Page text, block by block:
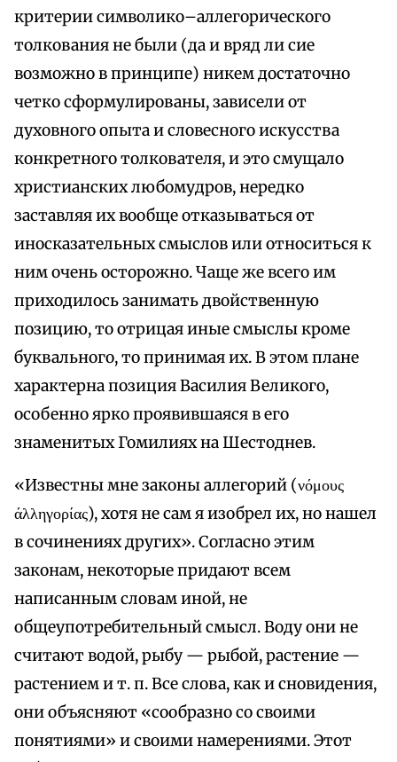
критерии символико–аллегорического
толкования не были (да и вряд ли сие
возможно в принципе) никем достаточно
четко сформулированы, зависели от
духовного опыта и словесного искусства
конкретного толкователя, и это смущало
христианских любомудров, нередко
заставляя их вообще отказываться от
иносказательных смыслов или относиться к
ним очень осторожно. Чаще же всего им
приходилось занимать двойственную
позицию, то отрицая иные смыслы кроме
буквального, то принимая их. В этом плане
характерна позиция Василия Великого,
особенно ярко проявившаяся в его
знаменитых Гомилиях на Шестоднев.
«Известны мне законы аллегорий (νόμους
άλληγορίας), хотя не сам я изобрел их, но нашел
в сочинениях других». Согласно этим
законам, некоторые придают всем
написанным словам иной, не
общеупотребительный смысл. Воду они не
считают водой, рыбу — рыбой, растение —
растением и т. п. Все слова, как и сновидения,
они объясняют «сообразно со своими
понятиями» и своими намерениями. Этот